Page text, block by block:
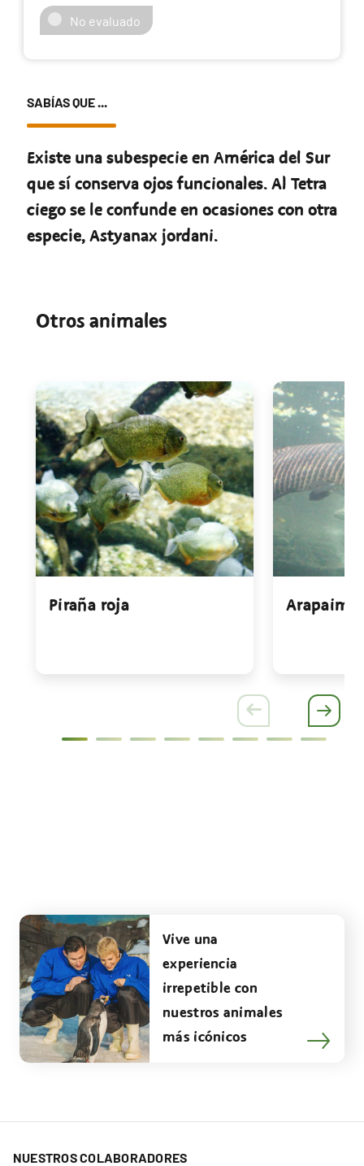
No evaluado
SABÍAS QUE ...
Existe una subespecie en América del Sur
que sí conserva ojos funcionales. Al Tetra
ciego se le confunde en ocasiones con otra
especie, Astyanax jordani.
Otros animales
Piraña roja Arapaima
Vive una
experiencia
irrepetible con
nuestros animales
más icónicos
NUESTROS COLABORADORES